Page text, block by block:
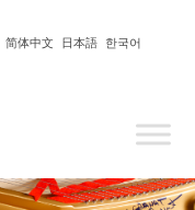
한국어
日本語
简体中文